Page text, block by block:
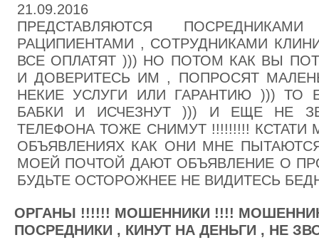
21.09.2016
ПРЕДСТАВЛЯЮТСЯ
РАЦИПИЕНТАМИ , СОТРУДНИКАМИ
ВСЕ ОПЛАТЯТ ))) НО ПОТОМ КАК ВЫ
И ДОВЕРИТЕСЬ ИМ , ПОПРОСЯТ
НЕКИЕ УСЛУГИ ИЛИ ГАРАНТИЮ ))) ТО
БАБКИ И ИСЧЕЗНУТ ))) И ЕЩЕ НЕ
ТЕЛЕФОНА ТОЖЕ СНИМУТ !!!!!!!!!
ОБЪЯВЛЕНИЯХ КАК ОНИ МНЕ
МОЕЙ ПОЧТОЙ ДАЮТ ОБЪЯВЛЕНИЕ О
БУДЬТЕ ОСТОРОЖНЕЕ НЕ ВИДИТЕСЬ
ОРГАНЫ !!!!!! МОШЕННИКИ !!!!
ПОСРЕДНИКИ , КИНУТ НА ДЕНЬГИ , НЕ